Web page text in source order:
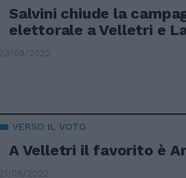
Salvini chiude la
elettorale a Velletri e
23/09/2022
VERSO IL VOTO
A Velletri il favorito è
21/09/2022